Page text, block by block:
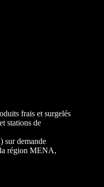
frais et surgelés
stations de
sur demande
région MENA,